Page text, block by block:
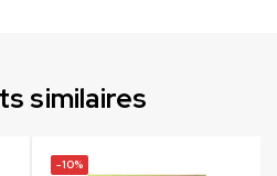
similaires
-10%